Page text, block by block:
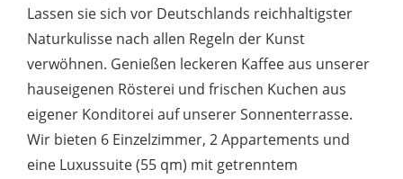
Lassen sie sich vor Deutschlands reichhaltigster
Naturkulisse nach allen Regeln der Kunst
verwöhnen. Genießen leckeren Kaffee aus unserer
hauseigenen Rösterei und frischen Kuchen aus
eigener Konditorei auf unserer Sonnenterrasse.
Wir bieten 6 Einzelzimmer, 2 Appartements und
eine Luxussuite (55 qm) mit getrenntem